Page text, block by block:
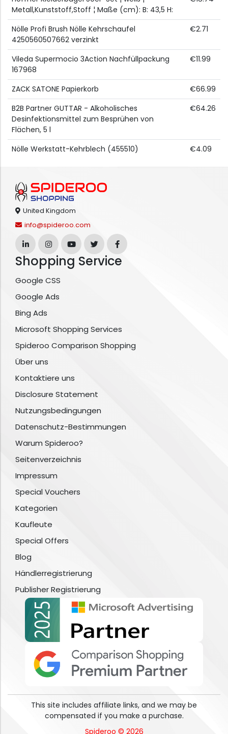
Metall,Kunststoff,Stoff ¦ Maße (cm): B: 43,5 H:
Nölle Profi Brush Nölle Kehrschaufel
4250560507662 verzinkt
€2.71
Vileda Supermocio 3Action Nachfüllpackung
167968
€11.99
ZACK SATONE Papierkorb
€66.99
B2B Partner GUTTAR - Alkoholisches
Desinfektionsmittel zum Besprühen von
Flächen, 5 l
€64.26
Nölle Werkstatt-Kehrblech (455510) €4.09
United Kingdom
info@spideroo.com
Shopping Service
Google CSS
Google Ads
Bing Ads
Microsoft Shopping Services
Spideroo Comparison Shopping
Über uns
Kontaktiere uns
Disclosure Statement
Nutzungsbedingungen
Datenschutz-Bestimmungen
Warum Spideroo?
Seitenverzeichnis
Impressum
Special Vouchers
Kategorien
Kaufleute
Special Offers
Blog
Händlerregistrierung
Publisher Registrierung
This site includes affiliate links, and we may be
compensated if you make a purchase.
Spideroo © 2026